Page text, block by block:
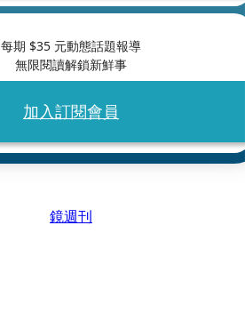
每期 $35 元動態話題報導
無限閱讀解鎖新鮮事
加入訂閱會員
鏡週刊